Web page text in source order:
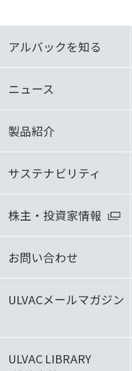
アルバックを知る
ニュース
製品紹介
サステナビリティ
株主・投資家情報
お問い合わせ
ULVACメールマガジン
ULVAC LIBRARY